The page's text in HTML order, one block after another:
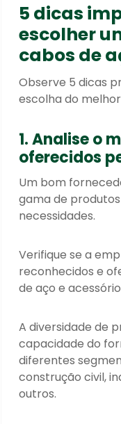
5 dicas
escolher
cabos de
Observe 5 dicas
escolha do
1. Analise o
oferecidos
Um bom
gama de
necessidades.
Verifique se a
reconhecidos e
de aço e
A diversidade de
capacidade do
diferentes
construção civil,
outros.